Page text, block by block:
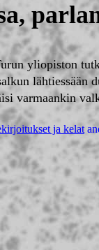
yliopiston
lähtiessään
varmaankin
ja kelat